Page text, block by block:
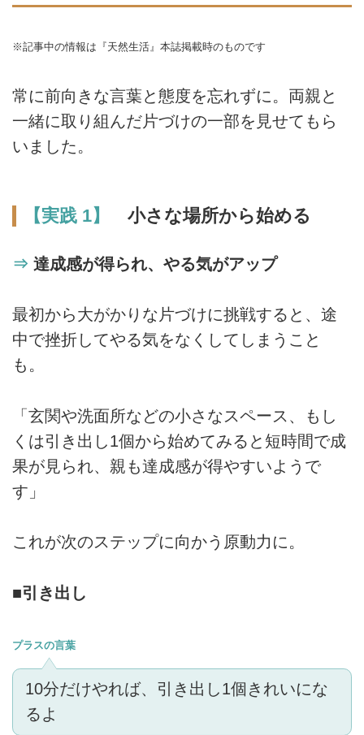
※記事中の情報は『天然生活』本誌掲載時のものです
常に前向きな言葉と態度を忘れずに。両親と
一緒に取り組んだ片づけの一部を見せてもら
いました。
【実践 1】 小さな場所から始める
⇒ 達成感が得られ、やる気がアップ
最初から大がかりな片づけに挑戦すると、途
中で挫折してやる気をなくしてしまうこと
も。
「玄関や洗面所などの小さなスペース、もし
くは引き出し1個から始めてみると短時間で成
果が見られ、親も達成感が得やすいようで
す」
これが次のステップに向かう原動力に。
■引き出し
プラスの言葉
10分だけやれば、引き出し1個きれいにな
るよ